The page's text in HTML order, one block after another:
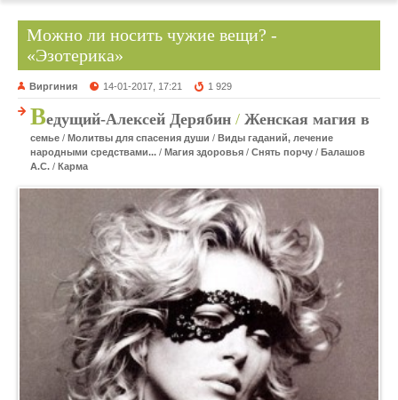
Можно ли носить чужие вещи? -
«Эзотерика»
Виргиния 14-01-2017, 17:21 1 929
Ведущий-Алексей Дерябин / Женская магия в
семье / Молитвы для спасения души / Виды гаданий, лечение
народными средствами... / Магия здоровья / Снять порчу / Балашов
А.С. / Карма